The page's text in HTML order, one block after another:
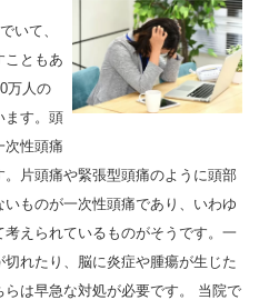
いて、
こともあ
万人の
ます。頭
次性頭痛
片頭痛や緊張型頭痛のように頭部
ものが一次性頭痛であり、いわゆ
えられているものがそうです。一
れたり、脳に炎症や腫瘍が生じた
らは早急な対処が必要です。 当院で